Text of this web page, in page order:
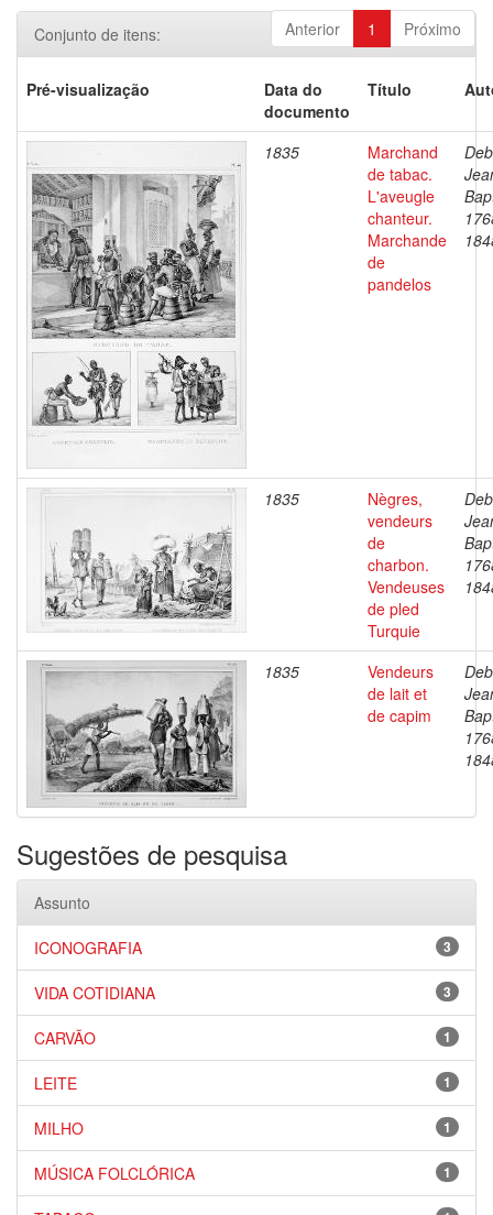
Anterior 1 Próximo
Conjunto de itens:
Pré-visualização
Data do
documento
Título
1835
Marchand
de tabac.
L'aveugle
chanteur.
Marchande
de
pandelos
1835
Nègres,
vendeurs
de
charbon.
Vendeuses
de pled
Turquie
1835
Vendeurs
de lait et
de capim
Sugestões de pesquisa
Assunto
3
ICONOGRAFIA
3
VIDA COTIDIANA
1
CARVÃO
1
LEITE
1
MILHO
1
MÚSICA FOLCLÓRICA